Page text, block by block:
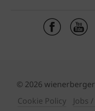
© 2026 wienerberger
Cookie Policy
Jobs